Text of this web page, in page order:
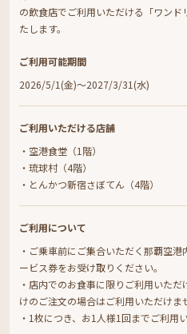
の飲食店でご利用いただける「ワン
たします。
ご利用可能期間
2026/5/1(金)～2027/3/31(水)
ご利用いただける店舗
・空港食堂（1階）
・琉球村（4階）
・とんかつ新宿さぼてん（4階）
ご利用について
・ご乗車前にご集合いただく那覇空
ービス券をお受け取りください。
・店内でのお食事に限りご利用いた
けのご注文の場合はご利用いただけま
・1枚につき、お1人様1回までご利用